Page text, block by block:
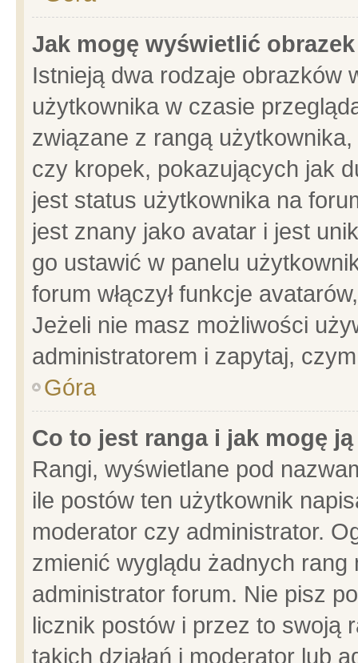
Jak mogę wyświetlić
Istnieją dwa rodzaje obrazków
użytkownika w czasie
związane z rangą
czy kropek, pokazujących jak
jest status użytkownika na
jest znany jako avatar i jest
go ustawić w panelu
forum włączył funkcje
Jeżeli nie masz możliwości
administratorem i zapytaj,
Góra
Co to jest ranga i jak mogę
Rangi, wyświetlane pod
ile postów ten użytkownik
moderator czy administrator.
zmienić wyglądu żadnych
administrator forum. Nie pisz
licznik postów i przez to swoją
takich działań i moderator lub